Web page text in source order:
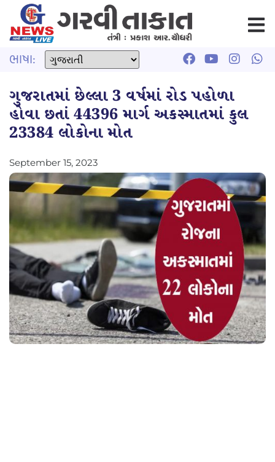
ભાષા:
ગુજરાતમાં છેલ્લા 3 વર્ષમાં રોડ પહોળા
હોવા છતાં 44396 માર્ગ અકસ્માતમાં કુલ
23384 લોકોના મોત
September 15, 2023